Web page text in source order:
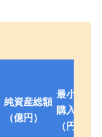
純資産総額
（億円）
最小
購入代金
（円）